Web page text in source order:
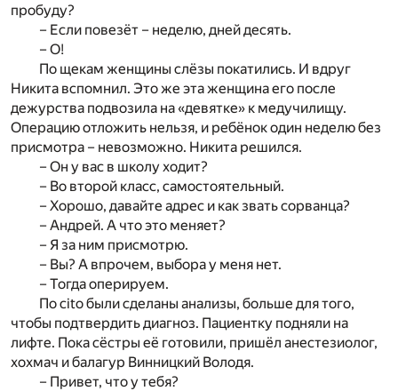
пробуду?
– Если повезёт – неделю, дней десять.
– О!
По щекам женщины слёзы покатились. И вдруг
Никита вспомнил. Это же эта женщина его после
дежурства подвозила на «девятке» к медучилищу.
Операцию отложить нельзя, и ребёнок один неделю без
присмотра – невозможно. Никита решился.
– Он у вас в школу ходит?
– Во второй класс, самостоятельный.
– Хорошо, давайте адрес и как звать сорванца?
– Андрей. А что это меняет?
– Я за ним присмотрю.
– Вы? А впрочем, выбора у меня нет.
– Тогда оперируем.
По cito были сделаны анализы, больше для того,
чтобы подтвердить диагноз. Пациентку подняли на
лифте. Пока сёстры её готовили, пришёл анестезиолог,
хохмач и балагур Винницкий Володя.
– Привет, что у тебя?